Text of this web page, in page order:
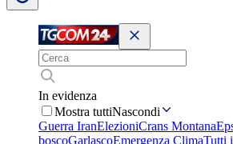
In evidenza
Mostra tuttiNascondi
Guerra IranElezioniCrans Montana
boscoGarlascoEmergenza ClimaTutti